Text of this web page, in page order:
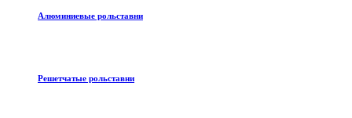
Алюминиевые рольставни
Решетчатые рольставни